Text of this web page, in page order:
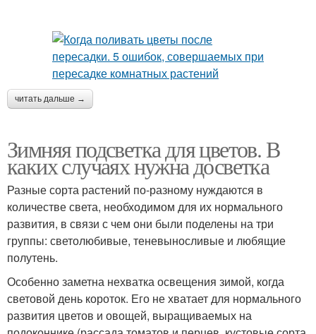
читать дальше →
Зимняя подсветка для цветов. В
каких случаях нужна досветка
Разные сорта растений по-разному нуждаются в
количестве света, необходимом для их нормального
развития, в связи с чем они были поделены на три
группы: светолюбивые, теневыносливые и любящие
полутень.
Особенно заметна нехватка освещения зимой, когда
световой день короток. Его не хватает для нормального
развития цветов и овощей, выращиваемых на